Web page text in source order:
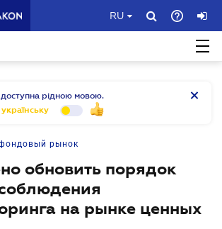
RU
доступна рідною мовою.
рынок
обновить порядок
на рынке ценных